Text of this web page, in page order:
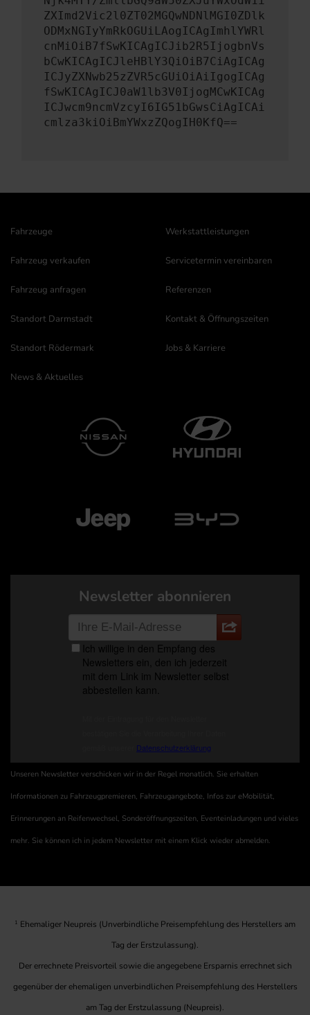
ZXImd2Vic2l0ZT02MGQwNDNlMGI0ZDlk
ODMxNGIyYmRkOGUiLAogICAgImhlYWRl
cnMiOiB7fSwKICAgICJib2R5IjogbnVs
bCwKICAgICJleHBlY3QiOiB7CiAgICAg
ICJyZXNwb25zZVR5cGUiOiAiIgogICAg
fSwKICAgICJ0aW1lb3V0IjogMCwKICAg
ICJwcm9ncmVzcyI6IG51bGwsCiAgICAi
cmlza3kiOiBmYWxzZQogIH0KfQ==
Fahrzeuge
Fahrzeug verkaufen
Fahrzeug anfragen
Werkstattleistungen
Servicetermin vereinbaren
Referenzen
Standort Darmstadt
Standort Rödermark
News & Aktuelles
Kontakt & Öffnungszeiten
Jobs & Karriere
Newsletter abonnieren
Unseren Newsletter verschicken wir in der Regel monatlich. Sie erhalten
Informationen zu Fahrzeugpremieren, Fahrzeugangebote, Infos zur eMobilität,
Erinnerungen an Reifenwechsel, Sonderöffnungszeiten, Eventeinladungen und vieles
mehr. Sie können ich in jedem Newsletter mit einem Klick wieder abmelden.
1 Ehemaliger Neupreis (Unverbindliche Preisempfehlung des Herstellers am
Tag der Erstzulassung).
Der errechnete Preisvorteil sowie die angegebene Ersparnis errechnet sich
gegenüber der ehemaligen unverbindlichen Preisempfehlung des Herstellers
am Tag der Erstzulassung (Neupreis).